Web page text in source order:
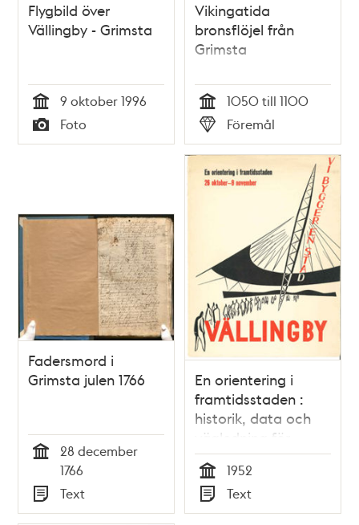
Flygbild över
Vällingby - Grimsta
Tid
9 oktober 1996
Typ
Foto
Vikingatida
bronsflöjel från
Grimsta
Tid
1050 till 1100
Typ
Föremål
Fadersmord i
Grimsta julen 1766
28 december
1766
Typ
Text
En orientering i
framtidsstaden :
historik, data och
vägledning för
besökande :
Vällingbyutställningen
pågår 26 okt.-9 nov.
1952
Tid
1952
Typ
Text